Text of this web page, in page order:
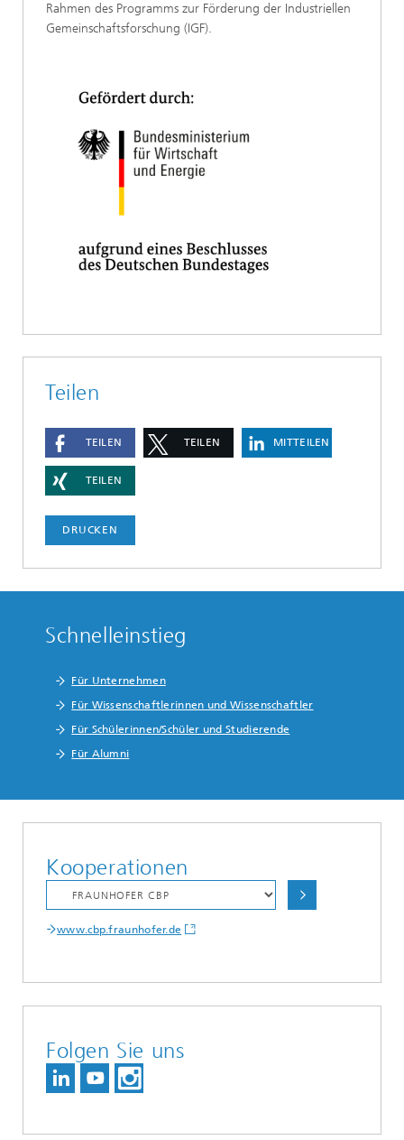
Rahmen des Programms zur Förderung der Industriellen
Gemeinschaftsforschung (IGF).
Teilen
TEILEN TEILEN MITTEILEN
TEILEN
DRUCKEN
Schnelleinstieg
Für Unternehmen
Für Wissenschaftlerinnen und Wissenschaftler
Für Schülerinnen/Schüler und Studierende
Für Alumni
Kooperationen
www.cbp.fraunhofer.de
Folgen Sie uns